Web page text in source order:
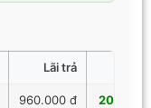
Lãi trả
960.000 đ